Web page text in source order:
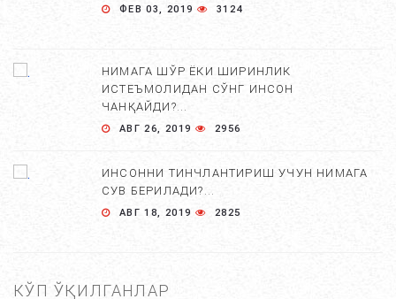
ФЕВ 03, 2019 3124
НИМАГА ШЎР ЁКИ ШИРИНЛИК
ИСТЕЪМОЛИДАН СЎНГ ИНСОН
ЧАНҚАЙДИ?...
АВГ 26, 2019 2956
ИНСОННИ ТИНЧЛАНТИРИШ УЧУН НИМАГА
СУВ БЕРИЛАДИ?...
АВГ 18, 2019 2825
КЎП ЎҚИЛГАНЛАР